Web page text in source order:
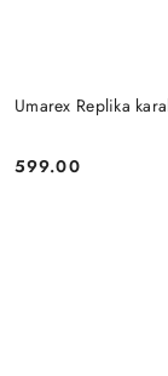
Umarex Replika
Cena:
599.00